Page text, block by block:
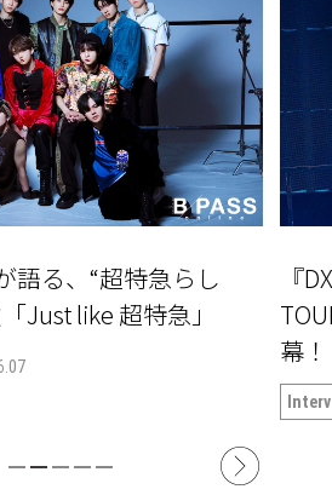
『DXTEEN 1ST ONE MAN LIVE
TOUR〜START OF THE
幕！ ツアー中の6人に突撃!!